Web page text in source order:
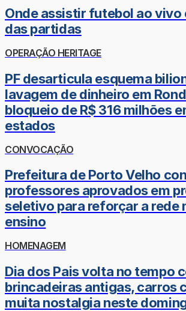
Onde assistir futebol ao vivo
das partidas
OPERAÇÃO HERITAGE
PF desarticula esquema
lavagem de dinheiro em
bloqueio de R$ 316 milhões
estados
CONVOCAÇÃO
Prefeitura de Porto Velho
professores aprovados em
seletivo para reforçar a rede
ensino
HOMENAGEM
Dia dos Pais volta no tempo
brincadeiras antigas, carros
muita nostalgia neste